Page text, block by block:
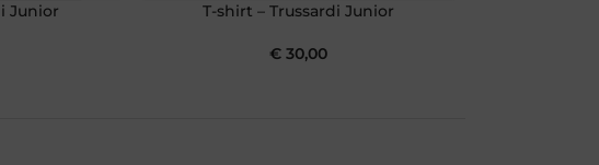
Junior T-shirt – Trussardi Junior
€30,00